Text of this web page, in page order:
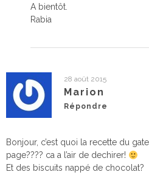
A bientôt.
Rabia
28 août 2015
Marion
Répondre
Bonjour, c’est quoi la recette du
page???? ca a l’air de dechirer!
Et des biscuits nappé de chocolat?